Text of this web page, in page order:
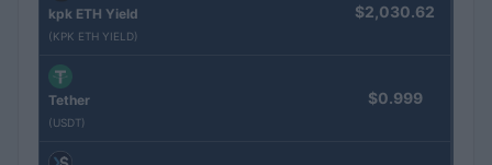
kpk ETH Yield
(KPK ETH YIELD)
$2,030.62
Tether
(USDT)
$0.999